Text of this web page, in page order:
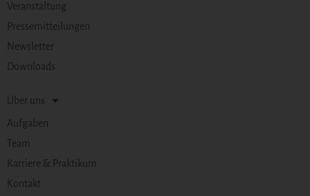
Veranstaltung
Pressemitteilungen
Newsletter
Downloads
Über uns
Aufgaben
Team
Karriere & Praktikum
Kontakt